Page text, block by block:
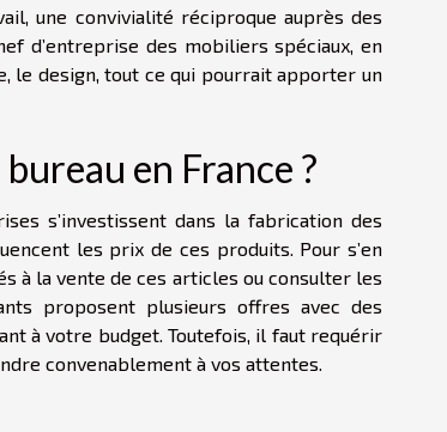
une convivialité réciproque auprès des
d’entreprise des mobiliers spéciaux, en
le design, tout ce qui pourrait apporter un
en France ?
s’investissent dans la fabrication des
les prix de ces produits. Pour s’en
à la vente de ces articles ou consulter les
proposent plusieurs offres avec des
à votre budget. Toutefois, il faut requérir
convenablement à vos attentes.